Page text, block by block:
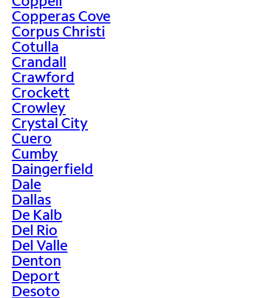
Copperas Cove
Corpus Christi
Cotulla
Crandall
Crawford
Crockett
Crowley
Crystal City
Cuero
Cumby
Daingerfield
Dale
Dallas
De Kalb
Del Rio
Del Valle
Denton
Deport
Desoto